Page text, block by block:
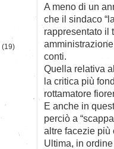
A meno di un
che il sindaco
rappresentato il
conti.
Quella relativa
la critica più
rottamatore
E anche in
perciò a
altre facezie più
Ultima, in
(19)